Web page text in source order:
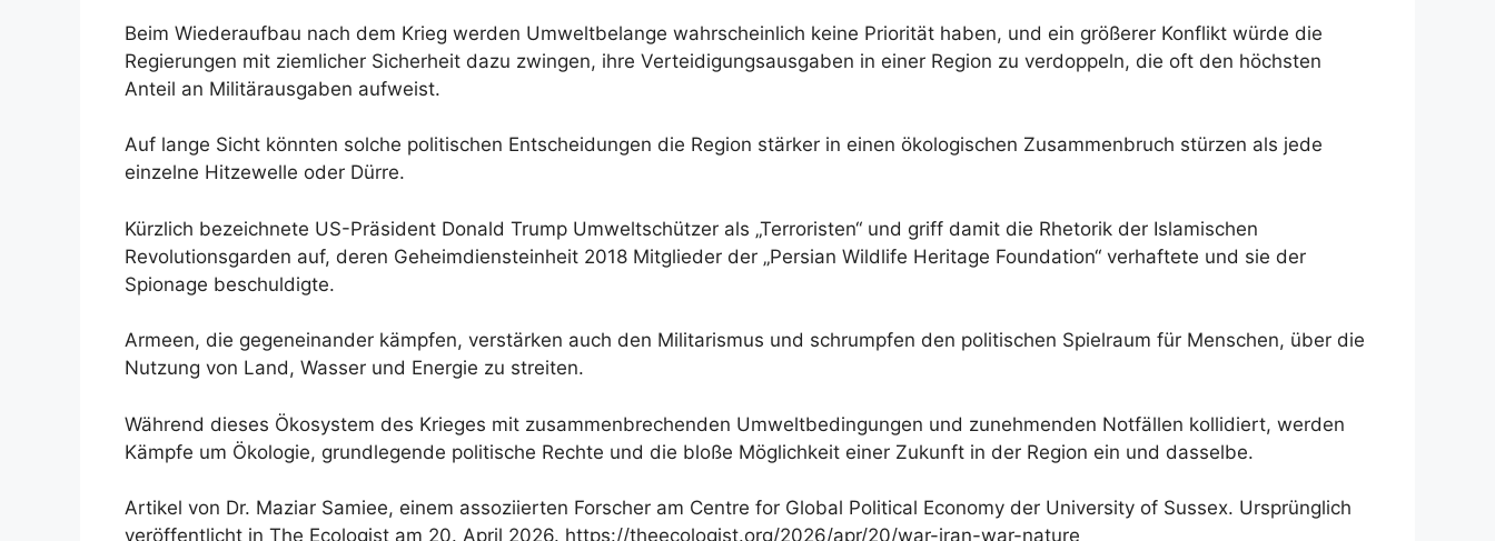
Beim Wiederaufbau nach dem Krieg werden Umweltbelange wahrscheinlich keine Priorität haben, und ein größerer Konflikt würde die
Regierungen mit ziemlicher Sicherheit dazu zwingen, ihre Verteidigungsausgaben in einer Region zu verdoppeln, die oft den höchsten
Anteil an Militärausgaben aufweist.
Auf lange Sicht könnten solche politischen Entscheidungen die Region stärker in einen ökologischen Zusammenbruch stürzen als jede
einzelne Hitzewelle oder Dürre.
Kürzlich bezeichnete US-Präsident Donald Trump Umweltschützer als „Terroristen“ und griff damit die Rhetorik der Islamischen
Revolutionsgarden auf, deren Geheimdiensteinheit 2018 Mitglieder der „Persian Wildlife Heritage Foundation“ verhaftete und sie der
Spionage beschuldigte.
Armeen, die gegeneinander kämpfen, verstärken auch den Militarismus und schrumpfen den politischen Spielraum für Menschen, über die
Nutzung von Land, Wasser und Energie zu streiten.
Während dieses Ökosystem des Krieges mit zusammenbrechenden Umweltbedingungen und zunehmenden Notfällen kollidiert, werden
Kämpfe um Ökologie, grundlegende politische Rechte und die bloße Möglichkeit einer Zukunft in der Region ein und dasselbe.
Artikel von Dr. Maziar Samiee, einem assoziierten Forscher am Centre for Global Political Economy der University of Sussex. Ursprünglich
veröffentlicht in The Ecologist am 20. April 2026. https://theecologist.org/2026/apr/20/war-iran-war-nature